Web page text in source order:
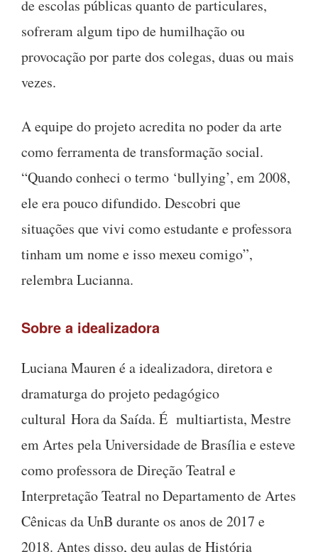
de escolas públicas quanto de particulares,
sofreram algum tipo de humilhação ou
provocação por parte dos colegas, duas ou mais
vezes.
A equipe do projeto acredita no poder da arte
como ferramenta de transformação social.
“Quando conheci o termo ‘bullying’, em 2008,
ele era pouco difundido. Descobri que
situações que vivi como estudante e professora
tinham um nome e isso mexeu comigo”,
relembra Lucianna.
Sobre a idealizadora
Luciana Mauren é a idealizadora, diretora e
dramaturga do projeto pedagógico
cultural Hora da Saída. É multiartista, Mestre
em Artes pela Universidade de Brasília e esteve
como professora de Direção Teatral e
Interpretação Teatral no Departamento de Artes
Cênicas da UnB durante os anos de 2017 e
2018. Antes disso, deu aulas de História